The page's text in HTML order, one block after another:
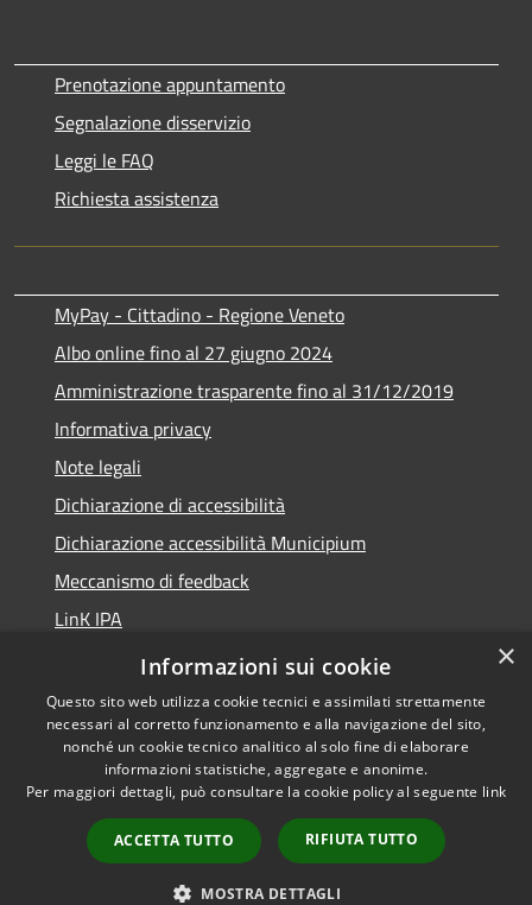
Prenotazione appuntamento
Segnalazione disservizio
Leggi le FAQ
Richiesta assistenza
MyPay - Cittadino - Regione Veneto
Albo online fino al 27 giugno 2024
Amministrazione trasparente fino al 31/12/2019
Informativa privacy
Note legali
Dichiarazione di accessibilità
Dichiarazione accessibilità Municipium
Meccanismo di feedback
LinK IPA
Social media policy
Accessibilità
Copyright © 2026 • Comune di
Calalzo di Cadore • Powered by
Municipium•
Accesso
redazione
×
Informazioni sui cookie
Questo sito web utilizza cookie tecnici e assimilati strettamente
necessari al corretto funzionamento e alla navigazione del sito,
nonché un cookie tecnico analitico al solo fine di elaborare
informazioni statistiche, aggregate e anonime.
Per maggiori dettagli, può consultare la cookie policy al seguente link
ACCETTA TUTTO RIFIUTA TUTTO
MOSTRA DETTAGLI